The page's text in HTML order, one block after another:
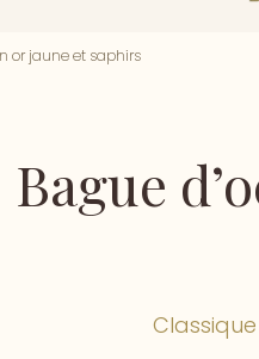
or jaune et saphirs
Bague